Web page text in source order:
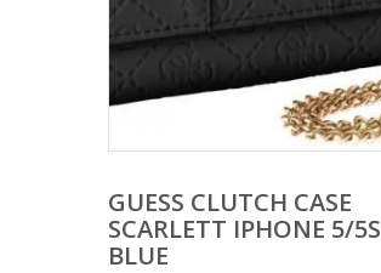
GUESS CLUTCH CASE
SCARLETT IPHONE 5/5S
BLUE